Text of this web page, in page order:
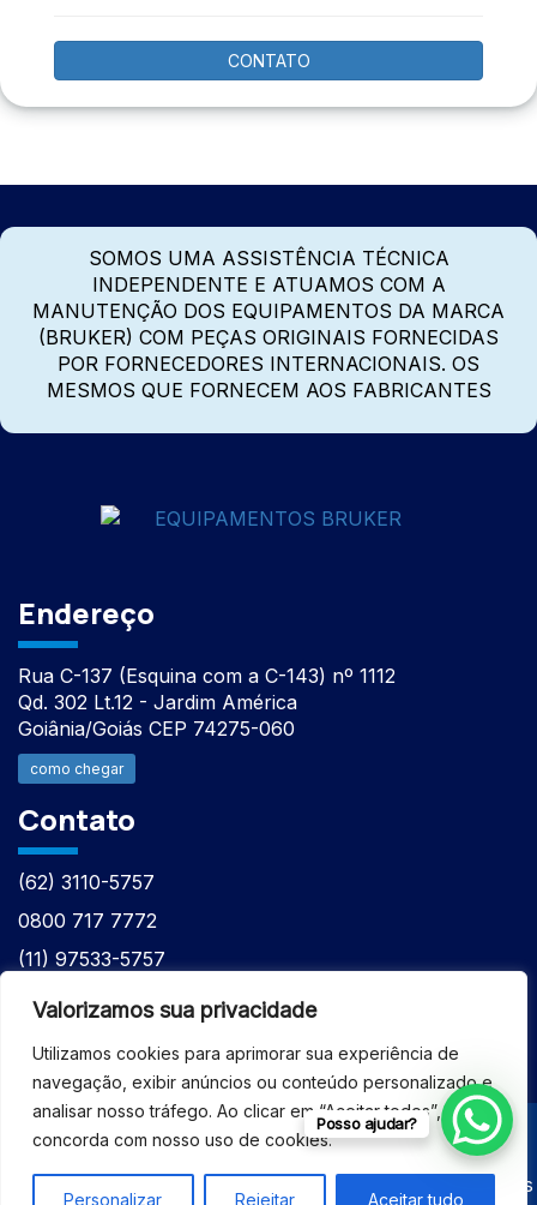
Valorizamos sua privacidade
Utilizamos cookies para aprimorar sua experiência de
navegação, exibir anúncios ou conteúdo personalizado e
analisar nosso tráfego. Ao clicar em “Aceitar todos”, você
concorda com nosso uso de cookies.
Personalizar Rejeitar Aceitar tudo
CONTATO
SOMOS UMA ASSISTÊNCIA TÉCNICA
INDEPENDENTE E ATUAMOS COM A
MANUTENÇÃO DOS EQUIPAMENTOS DA MARCA
(BRUKER) COM PEÇAS ORIGINAIS FORNECIDAS
POR FORNECEDORES INTERNACIONAIS. OS
MESMOS QUE FORNECEM AOS FABRICANTES
Endereço
Rua C-137 (Esquina com a C-143) nº 1112
Qd. 302 Lt.12 - Jardim América
Goiânia/Goiás CEP 74275-060
como chegar
Contato
(62) 3110-5757
0800 717 7772
(11) 97533-5757
(62) 98610-7777
© 2026 - ASSISTÊNCIA TÉCNICA ESPECIALIZADA
EQUIPAMENTOS BRUKER - Todos os direitos reservados
Posso ajudar?